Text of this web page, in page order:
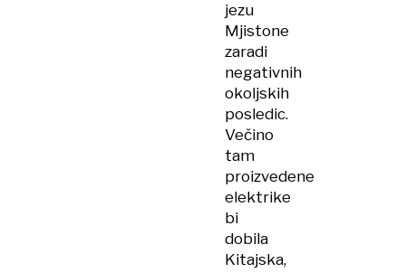
jezu
Mjistone
zaradi
negativnih
okoljskih
posledic.
Večino
tam
proizvedene
elektrike
bi
dobila
Kitajska,